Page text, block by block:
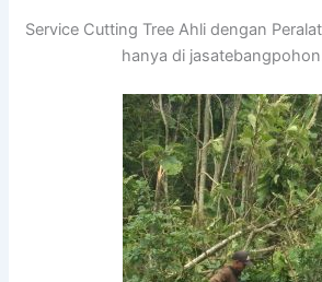
Service Cutting Tree Ahli dengan
hanya di